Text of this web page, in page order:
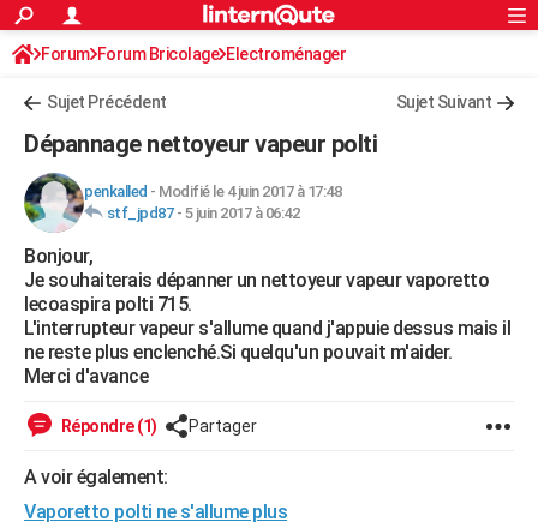
ACTUALITÉS
Politique
Société
Faits Divers
Education
Monde
Villes
+
FINANCE
Retraite
Impôts
Epargne
Immobilier
Risques naturels par ville
Banque
Assurance
Crédit
AUTO
Essais
Réserver un essai
Citadines
Berlines
SUV
Forum auto
+HIGH-TECH
Mobiles
Meilleur smartphone
Internet
Ordinateurs
Jeux vidéo
Guide high-tech
+BRICOLAGE
Forum
Aménagement intérieur
Extérieur
Cuisine
Salle de bains
Jardinage
Rangement
WEEK-END
Guides de France
Escapades
Patrimoine
Expositions
Musées
Week-end nature
LIFESTYLE
SANTE
Alimentation
Guide de la santé
Maladies
Médicaments
Sommeil
VOYAGE
S'inscrire
Connexion
Forum Forum Bricolage Electroménager
Sujet Précédent Sujet Suivant
Dépannage nettoyeur vapeur polti
penkalled - Modifié le 4 juin 2017 à 17:48
stf_jpd87- 5 juin 2017 à 06:42
Bonjour,
Je souhaiterais dépanner un nettoyeur vapeur vaporetto
lecoaspira polti 715.
L'interrupteur vapeur s'allume quand j'appuie dessus mais il
ne reste plus enclenché.Si quelqu'un pouvait m'aider.
Merci d'avance
Répondre (1) Partager
A voir également:
Vaporetto polti ne s'allume plus